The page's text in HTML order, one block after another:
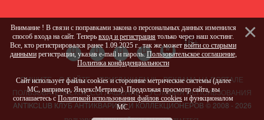
ПИШИТЕ О САЙТЕ ПРИГЛАШАЕМ !!! РЕКЛАМА НА ПОРТАЛЕ
ПОЛЬЗОВАТЕЛЬСКОЕ СОГЛАШЕНИЕ
УСЛОВИЯ ИСПОЛЬЗОВАНИЯ
ANTIKCLUB КЛУБ АНТИКВАРИЕВ И КОЛЛЕКЦИОНЕРОВ © 2008 - 2026
Внимание ! В связи с поправками закона о персональных данных изменился
способ входа на сайт. Теперь вход и регистрация только через наш хостинг.
Все, кто регистрировался ранее 1.09.2025 г., так же может войти со старыми
даннымирегистрации, указав e-mail и пароль.Пользовательское соглашение,
Политика конфиденциальности
Сайт использует файлы cookies и сторонние метрические системы (далее
МС, например, ЯндексМетрика). Продолжая просмотр сайта, вы
соглашаетесь с Политикой использования файлов cookies и функционалом
МС.